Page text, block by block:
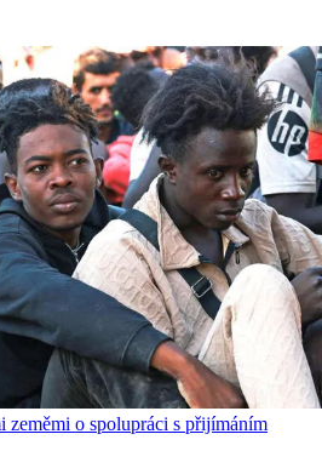
zeměmi o spolupráci s přijímáním